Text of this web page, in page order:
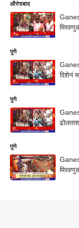
औरंगाबाद
पुणे
दिशेनं
पुणे
पुणे
Ganesh